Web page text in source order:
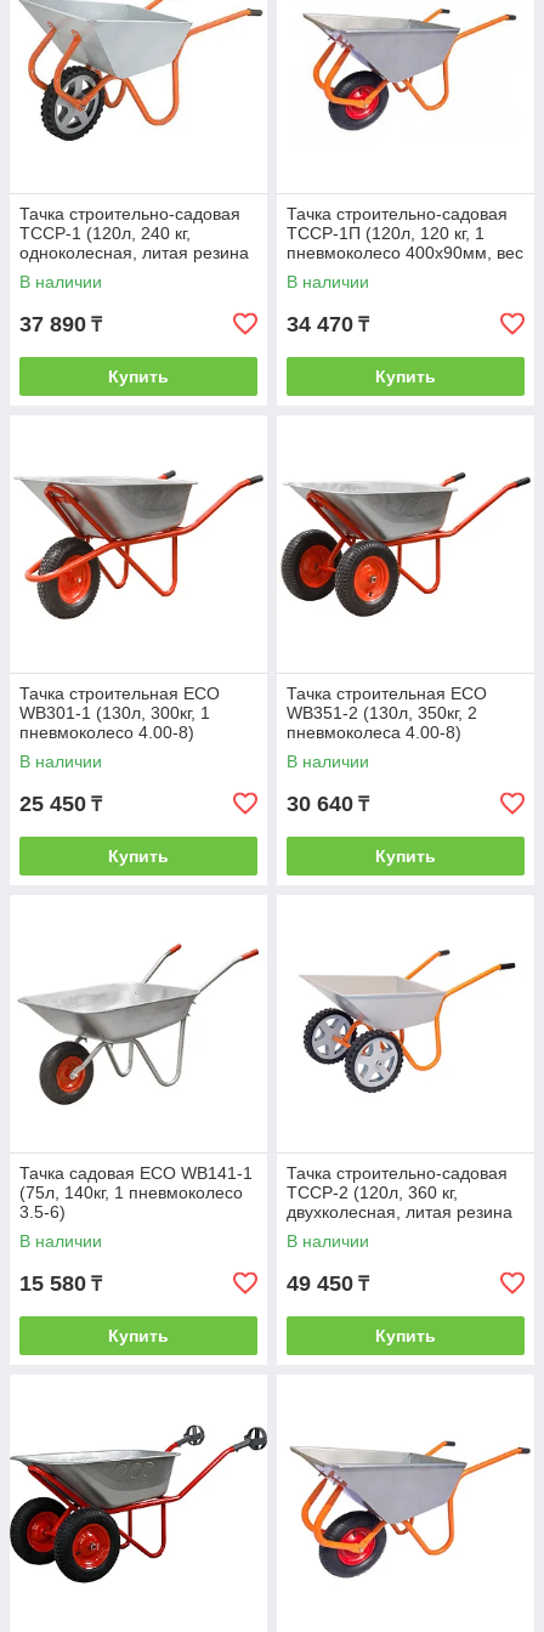
Тачка строительно-садовая
ТССР-1 (120л, 240 кг,
одноколесная, литая резина
380х70мм, вес 15 кг)
В наличии
37 890 ₸
Купить
Тачка строительно-садовая
ТССР-1П (120л, 120 кг, 1
пневмоколесо 400х90мм, вес
15 кг)
В наличии
34 470 ₸
Купить
Тачка строительная ECO
WB301-1 (130л, 300кг, 1
пневмоколесо 4.00-8)
В наличии
25 450 ₸
Купить
Тачка строительная ECO
WB351-2 (130л, 350кг, 2
пневмоколеса 4.00-8)
В наличии
30 640 ₸
Купить
Тачка садовая ECO WB141-1
(75л, 140кг, 1 пневмоколесо
3.5-6)
В наличии
15 580 ₸
Купить
Тачка строительно-садовая
ТССР-2 (120л, 360 кг,
двухколесная, литая резина
380х70мм, вес 18,5 кг)
В наличии
49 450 ₸
Купить